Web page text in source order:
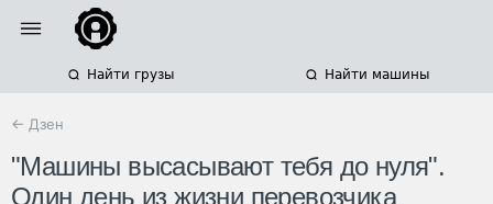
Найти грузы Найти машины
← Дзен
"Машины высасывают тебя до нуля".
Один день из жизни перевозчика